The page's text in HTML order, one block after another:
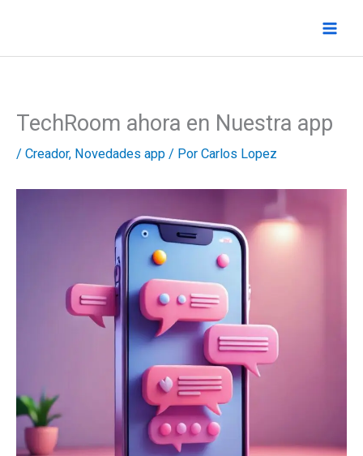
contenido
TechRoom ahora en Nuestra app
/ Creador, Novedades app / Por Carlos Lopez